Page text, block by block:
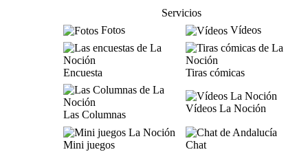
Servicios
Fotos
Vídeos
Encuesta Tiras cómicas
Las Columnas
Vídeos La Noción
Mini juegos
Chat